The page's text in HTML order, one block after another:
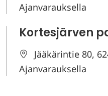
Ajanvarauksella
Kortesjärven
Jääkärintie 80,
Ajanvarauksella